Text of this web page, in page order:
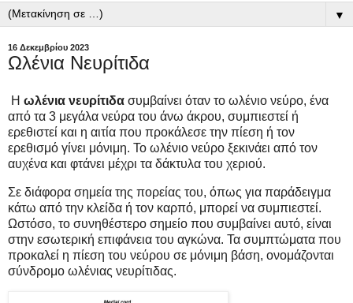
▼
16 Δεκεμβρίου 2023
Ωλένια Νευρίτιδα
Η ωλένια νευρίτιδα συμβαίνει όταν το ωλένιο νεύρο, ένα
από τα 3 μεγάλα νεύρα του άνω άκρου, συμπιεστεί ή
ερεθιστεί και η αιτία που προκάλεσε την πίεση ή τον
ερεθισμό γίνει μόνιμη. Το ωλένιο νεύρο ξεκινάει από τον
αυχένα και φτάνει μέχρι τα δάκτυλα του χεριού.
Σε διάφορα σημεία της πορείας του, όπως για παράδειγμα
κάτω από την κλείδα ή τον καρπό, μπορεί να συμπιεστεί.
Ωστόσο, το συνηθέστερο σημείο που συμβαίνει αυτό, είναι
στην εσωτερική επιφάνεια του αγκώνα. Τα συμπτώματα που
προκαλεί η πίεση του νεύρου σε μόνιμη βάση, ονομάζονται
σύνδρομο ωλένιας νευρίτιδας.